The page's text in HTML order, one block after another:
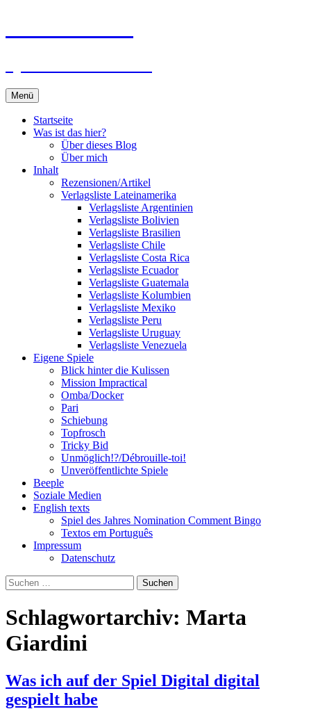
Menü
Startseite
Was ist das hier?
Über dieses Blog
Über mich
Inhalt
Rezensionen/Artikel
Verlagsliste Lateinamerika
Verlagsliste Argentinien
Verlagsliste Bolivien
Verlagsliste Brasilien
Verlagsliste Chile
Verlagsliste Costa Rica
Verlagsliste Ecuador
Verlagsliste Guatemala
Verlagsliste Kolumbien
Verlagsliste Mexiko
Verlagsliste Peru
Verlagsliste Uruguay
Verlagsliste Venezuela
Eigene Spiele
Blick hinter die Kulissen
Mission Impractical
Omba/Docker
Pari
Schiebung
Topfrosch
Tricky Bid
Unmöglich!?/Débrouille-toi!
Unveröffentlichte Spiele
Beeple
Soziale Medien
English texts
Spiel des Jahres Nomination Comment Bingo
Textos em Português
Impressum
Datenschutz
Suchen
nach:
Schlagwortarchiv: Marta
Giardini
Was ich auf der Spiel Digital digital
gespielt habe